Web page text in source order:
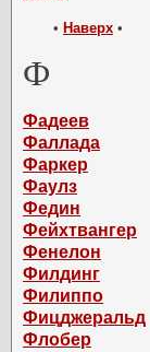
• Наверх •
Ф
Фадеев
Фаллада
Фаркер
Фаулз
Федин
Фейхтвангер
Фенелон
Филдинг
Филиппо
Фицджеральд
Флобер